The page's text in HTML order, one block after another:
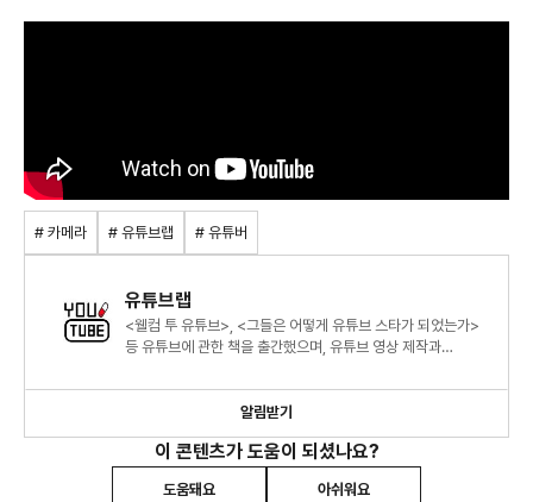
# 카메라 # 유튜브랩 # 유튜버
유튜브랩
<웰컴 투 유튜브>, <그들은 어떻게 유튜브 스타가 되었는가>
등 유튜브에 관한 책을 출간했으며, 유튜브 영상 제작과
알림받기
이 콘텐츠가 도움이 되셨나요?
도움돼요 아쉬워요